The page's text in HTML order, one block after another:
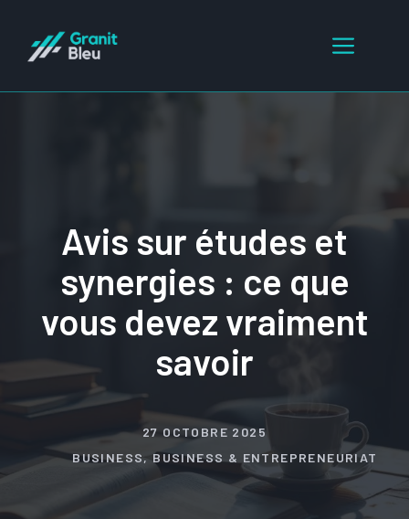
contenu
Menu
Avis sur études et
synergies : ce que
vous devez vraiment
savoir
27 OCTOBRE 2025
BUSINESS, BUSINESS & ENTREPRENEURIAT